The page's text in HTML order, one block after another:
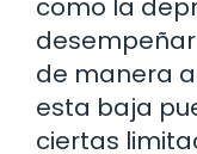
como la
de manera
esta baja
ciertas